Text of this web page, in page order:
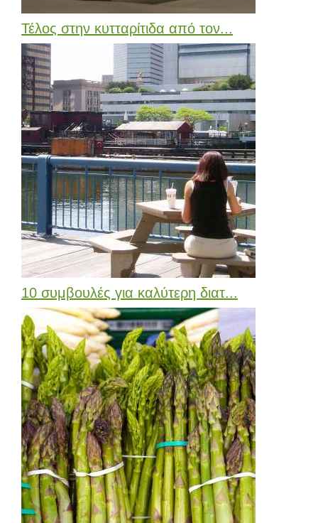
Τέλος στην κυτταρίτιδα από τον...
10 συμβουλές για καλύτερη διατ...